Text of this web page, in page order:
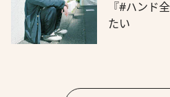
『#ハンド
たい